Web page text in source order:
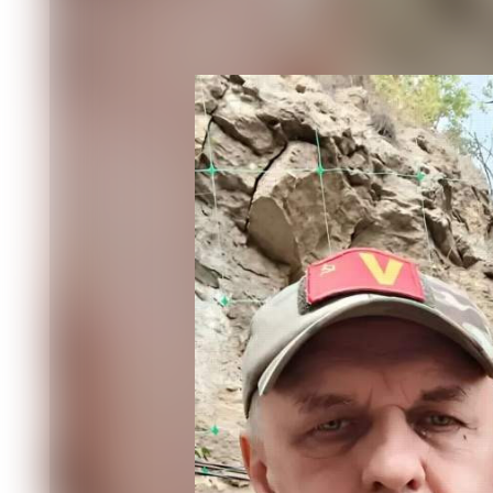
Ещё одной, причём важнейшей
был активным участником
поддержал возвращение Крыма и
самые молодые годы, решил поехать
31 июля 2022 года «Красноярск» со
Емельяненко (позывной «Енисей),
символичное, что это был день
1 августа тёзки были в Донецке в
милиции ДНР, на следующий день
документы и ещё через день
Красногоровкой, а батальон в
Те дни «Красноярск» вспоминает
воинам, те – по нему. 2022-й и
активно не использовали. Восемь
боевую вахту, заключавшуюся в
находились на расстоянии 400 -
видов вооружения, которое было у
Начав рядовым, стрелком,
снайпера. Во время одного из
залетел в колено. Донецкие врачи